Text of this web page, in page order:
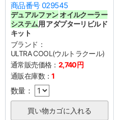
商品番号 029545
デュアルファンオイルクーラー
システム用 アダプターリビルド
キット
ブランド：
ULTRA COOL(ウルトラクール)
通常販売価格： 2,740円
通販在庫数：1
数量：